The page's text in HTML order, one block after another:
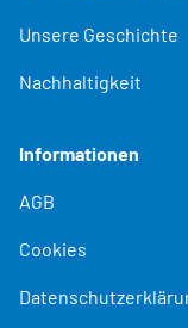
Unsere Geschichte
Nachhaltigkeit
Informationen
AGB
Cookies